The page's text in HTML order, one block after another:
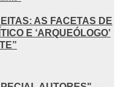
AS FACETAS DE
E ‘ARQUEÓLOGO’